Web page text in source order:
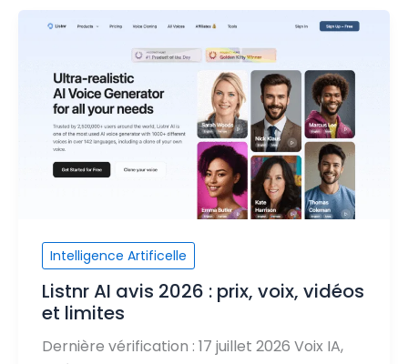
Intelligence Artificelle
Listnr AI avis 2026 : prix, voix, vidéos
et limites
Dernière vérification : 17 juillet 2026 Voix IA,